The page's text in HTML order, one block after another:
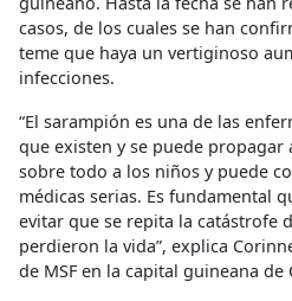
casos, de los cuales se han
teme que haya un vertiginoso
infecciones.
“El sarampión es una de las
que existen y se puede propagar
sobre todo a los niños y puede
médicas serias. Es fundamental
evitar que se repita la catástrofe
perdieron la vida”, explica
de MSF en la capital guineana de